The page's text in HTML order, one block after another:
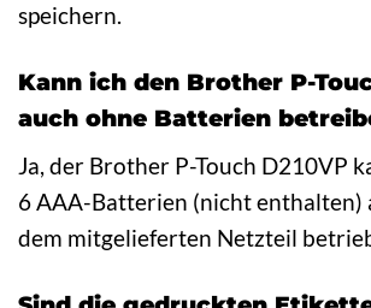
speichern.
Kann ich den Brother P-
auch ohne Batterien
Ja, der Brother P-Touch D210VP
6 AAA-Batterien (nicht enthalten)
dem mitgelieferten Netzteil